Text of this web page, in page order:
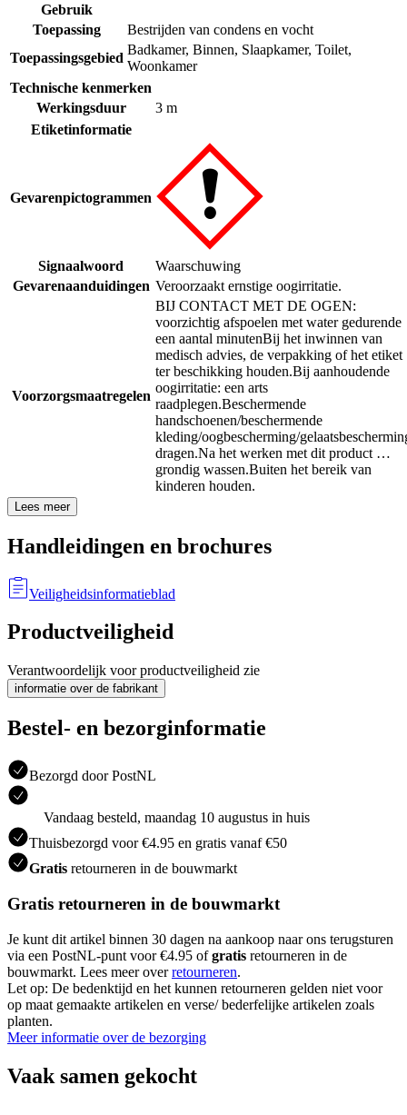
Gebruik
Toepassing
Bestrijden van condens en vocht
Toepassingsgebied
Badkamer, Binnen, Slaapkamer, Toilet,
Woonkamer
Technische kenmerken
Werkingsduur
3 m
Etiketinformatie
Gevarenpictogrammen
Signaalwoord
Waarschuwing
Gevarenaanduidingen Veroorzaakt ernstige oogirritatie.
Voorzorgsmaatregelen
BIJ CONTACT MET DE OGEN:
voorzichtig afspoelen met water gedurende
een aantal minutenBij het inwinnen van
medisch advies, de verpakking of het etiket
ter beschikking houden.Bij aanhoudende
oogirritatie: een arts
raadplegen.Beschermende
handschoenen/beschermende
kleding/oogbescherming/
dragen.Na het werken met dit product …
grondig wassen.Buiten het bereik van
kinderen houden.
Lees meer
Handleidingen en brochures
Veiligheidsinformatieblad
Productveiligheid
Verantwoordelijk voor productveiligheid zie
informatie over de fabrikant
Bestel- en bezorginformatie
Bezorgd door PostNL
Vandaag besteld, maandag 10 augustus in huis
Thuisbezorgd voor €4.95 en gratis vanaf €50
Gratis retourneren in de bouwmarkt
Gratis retourneren in de bouwmarkt
Je kunt dit artikel binnen 30 dagen na aankoop naar ons terugsturen
via een PostNL-punt voor €4.95 ofgratis retourneren in de
bouwmarkt. Lees meer overretourneren.
Let op: De bedenktijd en het kunnen retourneren gelden niet voor
op maat gemaakte artikelen en verse/ bederfelijke artikelen zoals
planten.
Meer informatie over de bezorging
Vaak samen gekocht